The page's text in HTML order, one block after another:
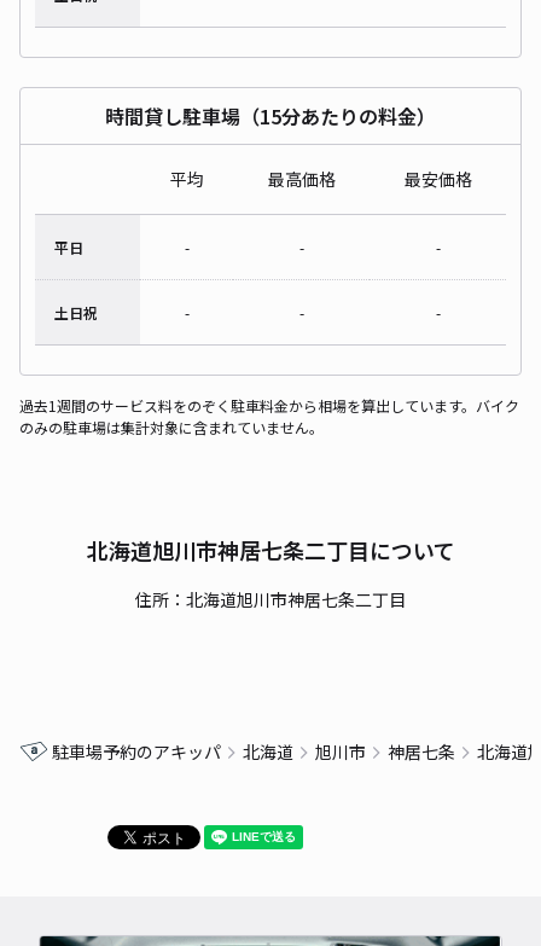
時間貸し駐車場（15分あたりの料金）
平均 最高価格 最安価格
平日 - - -
土日祝 - - -
過去1週間のサービス料をのぞく駐車料金から相場を算出しています。バイク
のみの駐車場は集計対象に含まれていません。
北海道旭川市神居七条二丁目について
住所：北海道旭川市神居七条二丁目
駐車場予約のアキッパ 北海道 旭川市 神居七条 北海道